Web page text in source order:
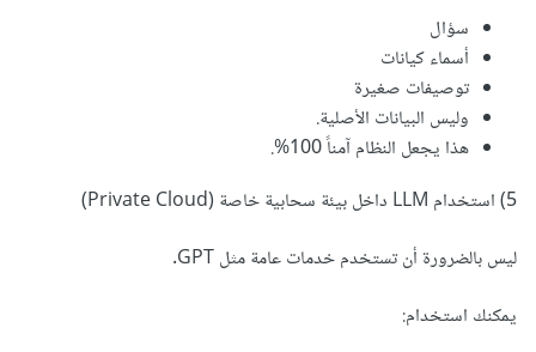
سؤال
أسماء كيانات
توصيفات صغيرة
وليس البيانات الأصلية.
هذا يجعل النظام آمناً 100%.
5) استخدام LLM داخل بيئة سحابية خاصة (Private Cloud)
ليس بالضرورة أن تستخدم خدمات عامة مثل GPT.
يمكنك استخدام: